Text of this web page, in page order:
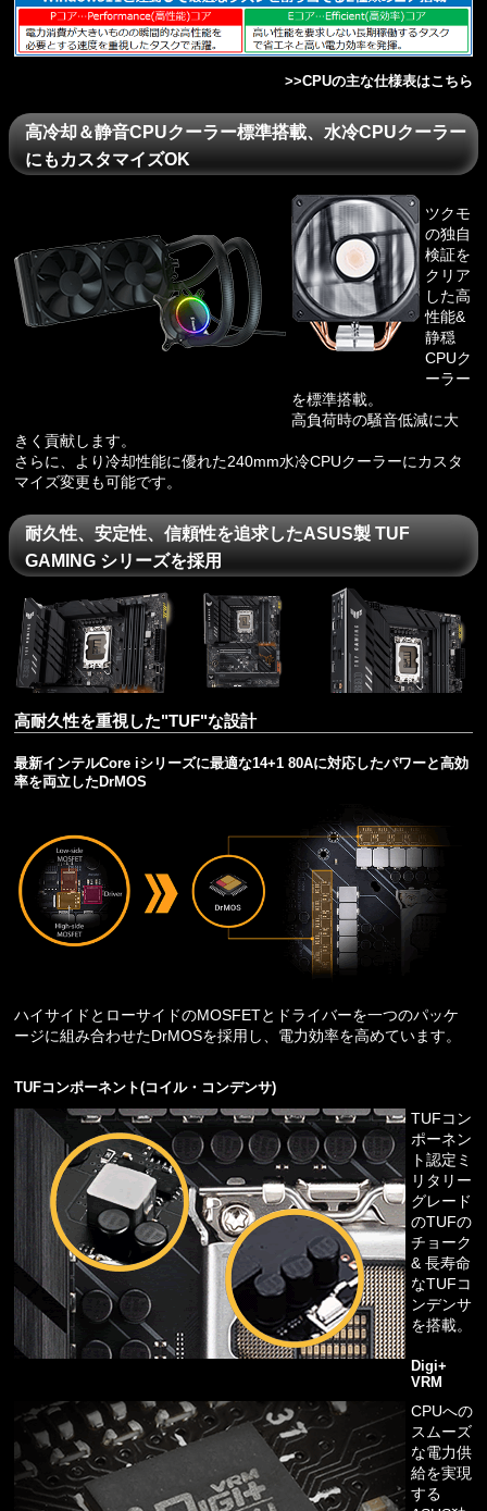
>>CPUの主な仕様表はこちら
高冷却＆静音CPUクーラー標準搭載、水冷CPUクーラー
にもカスタマイズOK
ツクモ
の独自
検証を
クリア
した高
性能&
静穏
CPUク
ーラー
を標準搭載。
高負荷時の騒音低減に大
きく貢献します。
さらに、より冷却性能に優れた240mm水冷CPUクーラーにカスタ
マイズ変更も可能です。
耐久性、安定性、信頼性を追求したASUS製 TUF
GAMING シリーズを採用
高耐久性を重視した"TUF"な設計
最新インテルCore iシリーズに最適な14+1 80Aに対応したパワーと高効
率を両立したDrMOS
ハイサイドとローサイドのMOSFETとドライバーを一つのパッケ
ージに組み合わせたDrMOSを採用し、電力効率を高めています。
TUFコンポーネント(コイル・コンデンサ)
TUFコン
ポーネン
ト認定ミ
リタリー
グレード
のTUFの
チョーク
& 長寿命
なTUFコ
ンデンサ
を搭載。
Digi+
VRM
CPUへの
スムーズ
な電力供
給を実現
する